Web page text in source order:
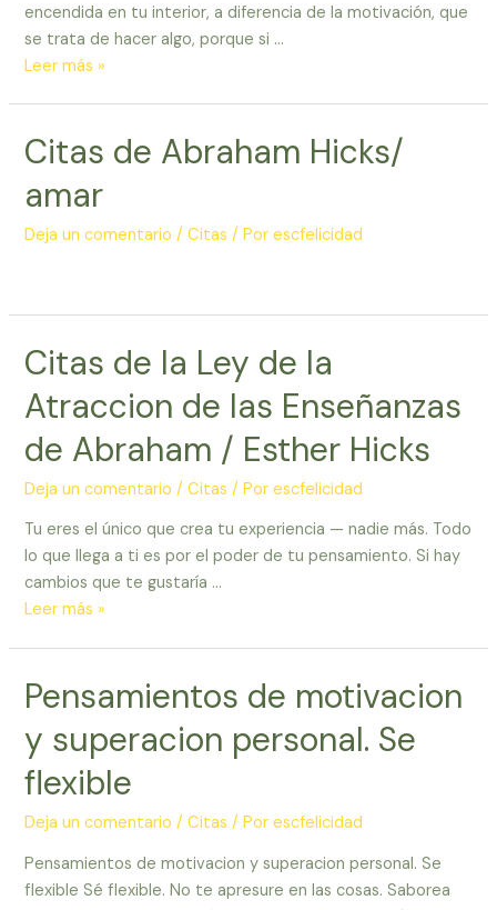
encendida en tu interior, a diferencia de la motivación, que
se trata de hacer algo, porque si …
Frases
Hacks
Leer más »
Citas de Abraham Hicks/
amar
Deja un comentario /Citas / Porescfelicidad
Citas de la Ley de la
Atraccion de las Enseñanzas
de Abraham / Esther Hicks
Deja un comentario /Citas / Porescfelicidad
Tu eres el único que crea tu experiencia — nadie más. Todo
lo que llega a ti es por el poder de tu pensamiento. Si hay
cambios que te gustaría …
Citas
Ley
la
Atraccion
de
las
de
Abraham
Leer más »
Pensamientos de motivacion
y superacion personal. Se
flexible
Deja un comentario /Citas / Porescfelicidad
Pensamientos de motivacion y superacion personal. Se
flexible Sé flexible. No te apresure en las cosas. Saborea